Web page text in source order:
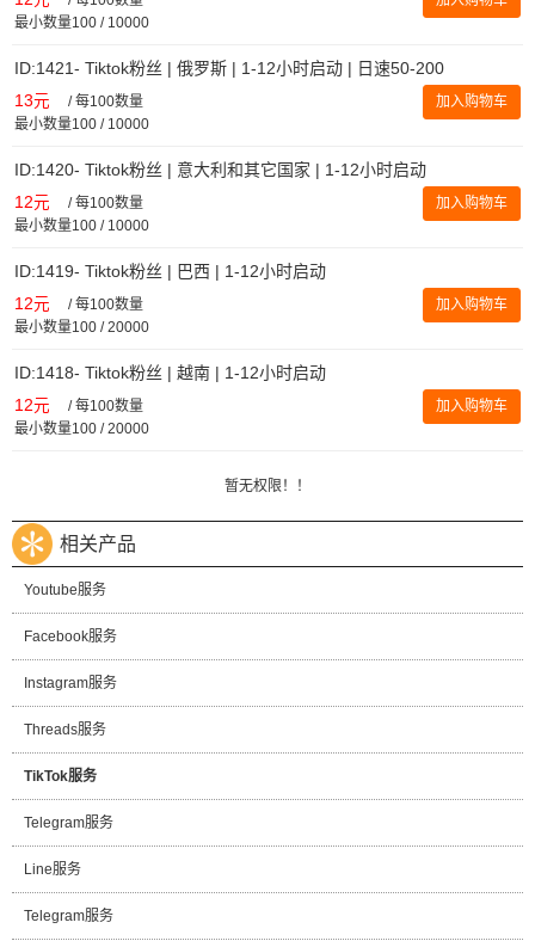
最小数量100 / 10000
ID:1421- Tiktok粉丝 | 俄罗斯 | 1-12小时启动 | 日速50-200
13元 /每100数量
最小数量100 / 10000
加入购物车
ID:1420- Tiktok粉丝 | 意大利和其它国家 | 1-12小时启动
12元 /每100数量
最小数量100 / 10000
加入购物车
ID:1419- Tiktok粉丝 | 巴西 | 1-12小时启动
12元 /每100数量
最小数量100 / 20000
加入购物车
ID:1418- Tiktok粉丝 | 越南 | 1-12小时启动
12元 /每100数量
最小数量100 / 20000
加入购物车
暂无权限！！
相关产品
Youtube服务
Facebook服务
Instagram服务
Threads服务
TikTok服务
Telegram服务
Line服务
Telegram服务